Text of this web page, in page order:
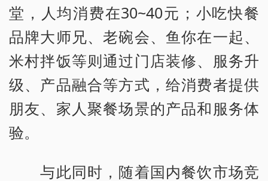
堂，人均消费在30~40元；小吃快餐
品牌大师兄、老碗会、鱼你在一起、
米村拌饭等则通过门店装修、服务升
级、产品融合等方式，给消费者提供
朋友、家人聚餐场景的产品和服务体
验。
与此同时，随着国内餐饮市场竞